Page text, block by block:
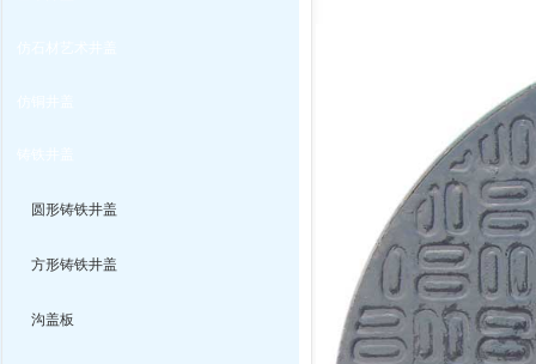
圆形铸铁井盖
方形铸铁井盖
沟盖板